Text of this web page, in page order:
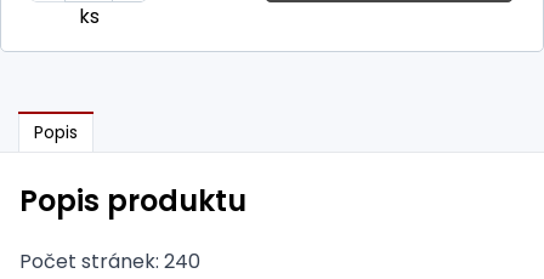
ks
Popis
Popis produktu
Počet stránek: 240